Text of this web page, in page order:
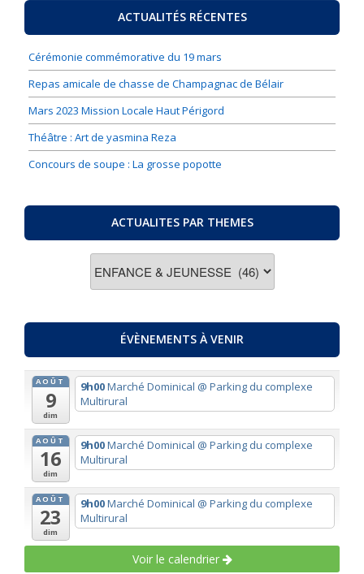
ACTUALITÉS RÉCENTES
Cérémonie commémorative du 19 mars
Repas amicale de chasse de Champagnac de Bélair
Mars 2023 Mission Locale Haut Périgord
Théâtre : Art de yasmina Reza
Concours de soupe : La grosse popotte
ACTUALITES PAR THEMES
ÉVÈNEMENTS À VENIR
AOÛT
9
dim
9h00Marché Dominical @ Parking du complexe
Multirural
AOÛT
16
dim
9h00Marché Dominical @ Parking du complexe
Multirural
AOÛT
23
dim
9h00Marché Dominical @ Parking du complexe
Multirural
Voir le calendrier